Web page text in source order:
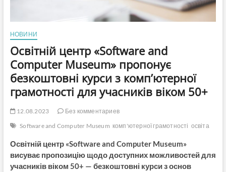
НОВИНИ
Освітній центр «Software and
Computer Museum» пропонує
безкоштовні курси з комп’ютерної
грамотності для учасників віком 50+
12.08.2023
Без комментариев
Software and Computer Museum комп'ютерної грамотності освіта
Освітній центр «Software and Computer Museum»
висуває пропозицію щодо доступних можливостей для
учасників віком 50+ — безкоштовні курси з основ